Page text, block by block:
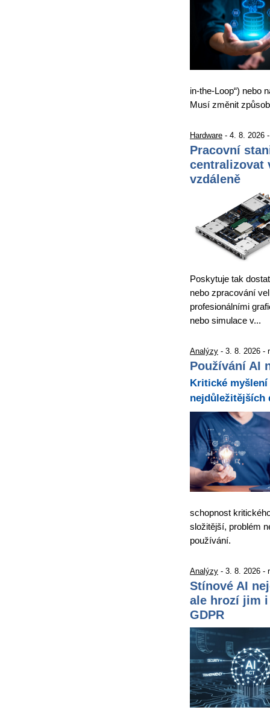
in-the-Loop“) nebo
Musí změnit
Hardware - 4. 8. 2026
Pracovní
centralizovat
vzdáleně
Poskytuje tak
nebo zpracování
profesionálními
nebo simulace v...
Analýzy - 3. 8. 2026 -
Používání AI
Kritické
nejdůležitějších
schopnost
složitější, problém
používání.
Analýzy - 3. 8. 2026 -
Stínové AI
ale hrozí jim
GDPR